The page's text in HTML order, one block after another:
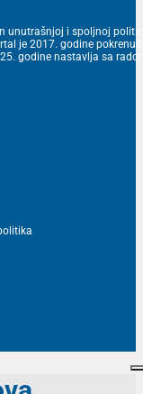
unutrašnjoj i spoljnoj
je 2017. godine
godine nastavlja sa